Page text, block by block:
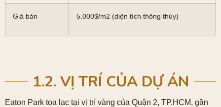
Giá bán 5.000$/m2 (diện tích thông thủy)
1.2. VỊ TRÍ CỦA DỰ ÁN
Eaton Park tọa lạc tại vị trí vàng của Quận 2, TP.HCM, gần